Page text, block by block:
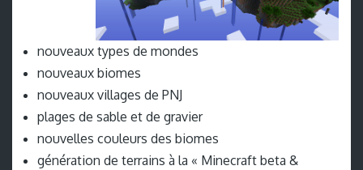
nouveaux types de mondes
nouveaux biomes
nouveaux villages de PNJ
plages de sable et de gravier
nouvelles couleurs des biomes
génération de terrains à la « Minecraft beta &